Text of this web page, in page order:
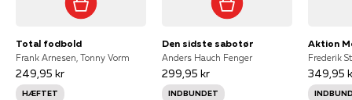
Total fodbold
Frank Arnesen, Tonny Vorm
249,95 kr
HÆFTET
Den sidste sabotør
Anders Hauch Fenger
299,95 kr
INDBUNDET
349,95